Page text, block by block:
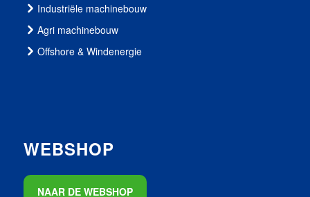
Industriële machinebouw
Agri machinebouw
Offshore & Windenergie
WEBSHOP
NAAR DE WEBSHOP